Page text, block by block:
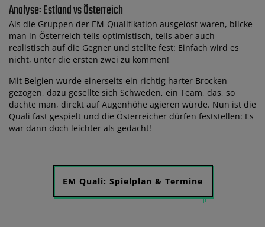
Analyse: Estland vs Österreich
Als die Gruppen der EM-Qualifikation ausgelost waren, blicke
man in Österreich teils optimistisch, teils aber auch
realistisch auf die Gegner und stellte fest: Einfach wird es
nicht, unter die ersten zwei zu kommen!
Mit Belgien wurde einerseits ein richtig harter Brocken
gezogen, dazu gesellte sich Schweden, ein Team, das, so
dachte man, direkt auf Augenhöhe agieren würde. Nun ist die
Quali fast gespielt und die Österreicher dürfen feststellen: Es
war dann doch leichter als gedacht!
EM Quali: Spielplan & Termine